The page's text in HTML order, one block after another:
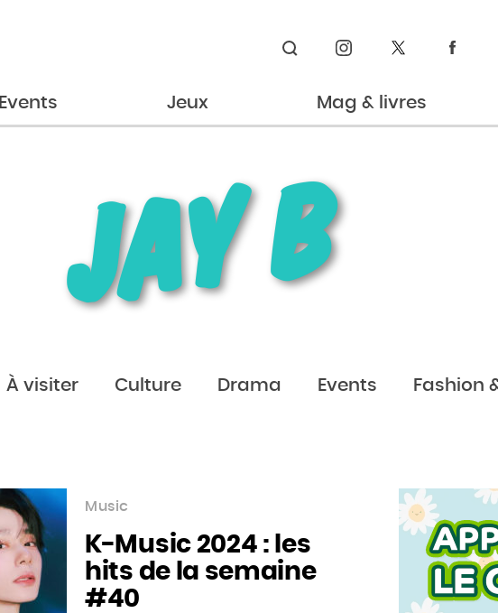
Rechercher
Events Jeux Mag & livres
JAY B
À visiter Culture Drama Events Fashion
Music
K-Music 2024 : les
hits de la semaine
#40